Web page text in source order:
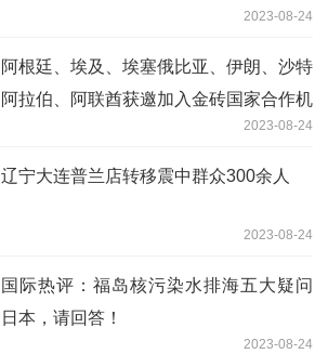
2023-08-24
阿根廷、埃及、埃塞俄比亚、伊朗、沙特
阿拉伯、阿联酋获邀加入金砖国家合作机
2023-08-24
辽宁大连普兰店转移震中群众300余人
2023-08-24
国际热评：福岛核污染水排海五大疑问
日本，请回答！
2023-08-24